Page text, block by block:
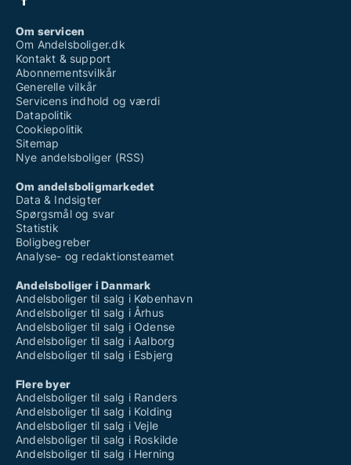
Om servicen
Om Andelsboliger.dk
Kontakt & support
Abonnementsvilkår
Generelle vilkår
Servicens indhold og værdi
Datapolitik
Cookiepolitik
Sitemap
Nye andelsboliger (RSS)
Om andelsboligmarkedet
Data & Indsigter
Spørgsmål og svar
Statistik
Boligbegreber
Analyse- og redaktionsteamet
Andelsboliger i Danmark
Andelsboliger til salg i København
Andelsboliger til salg i Århus
Andelsboliger til salg i Odense
Andelsboliger til salg i Aalborg
Andelsboliger til salg i Esbjerg
Flere byer
Andelsboliger til salg i Randers
Andelsboliger til salg i Kolding
Andelsboliger til salg i Vejle
Andelsboliger til salg i Roskilde
Andelsboliger til salg i Herning